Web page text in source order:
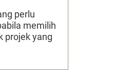
perlu
memilih
projek yang